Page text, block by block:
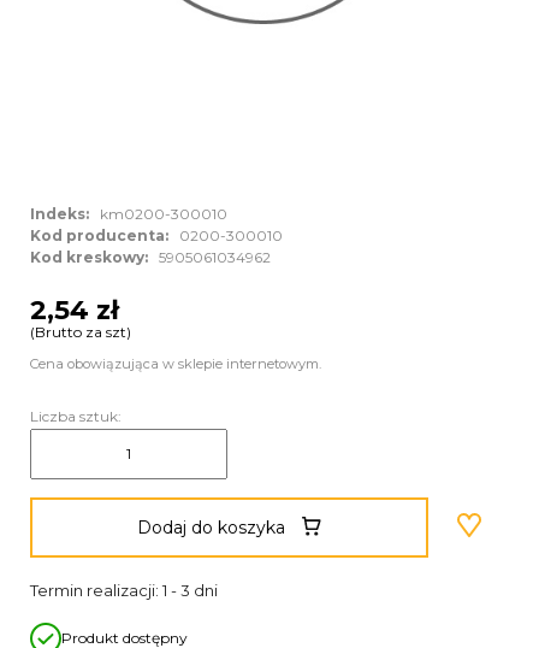
Indeks:
km0200-300010
Kod producenta:
0200-300010
Kod kreskowy: 5905061034962
2,54 zł
(Brutto za szt)
Cena obowiązująca w sklepie internetowym.
Liczba sztuk:
Dodaj do koszyka
Termin realizacji: 1 - 3 dni
Produkt dostępny